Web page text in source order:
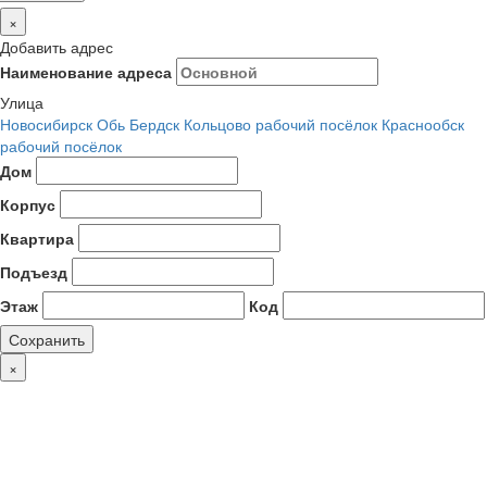
×
Добавить адрес
Наименование адреса
Улица
Новосибирск Обь Бердск Кольцово рабочий посёлок Краснообск
рабочий посёлок
Дом
Корпус
Квартира
Подъезд
Этаж
Код
Сохранить
×